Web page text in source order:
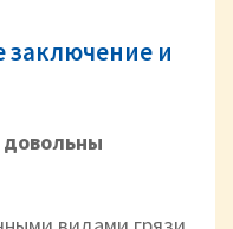
заключение и
довольны